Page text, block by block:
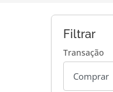
Filtrar
Transação